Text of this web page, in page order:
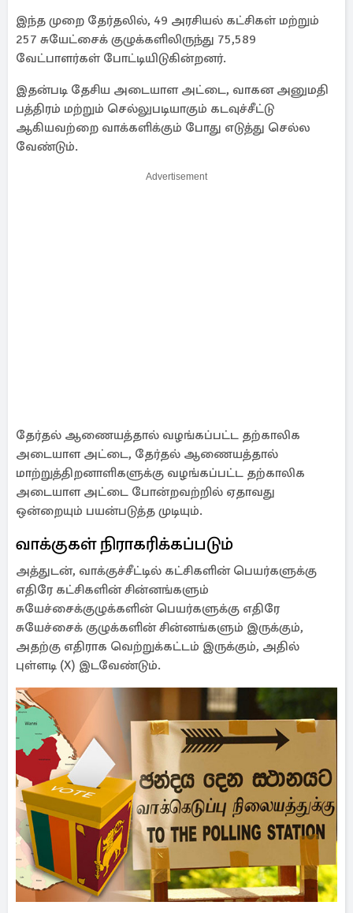
இந்த முறை தேர்தலில், 49 அரசியல் கட்சிகள் மற்றும்
257 சுயேட்சைக் குழுக்களிலிருந்து 75,589
வேட்பாளர்கள் போட்டியிடுகின்றனர்.
இதன்படி தேசிய அடையாள அட்டை, வாகன அனுமதி
பத்திரம் மற்றும் செல்லுபடியாகும் கடவுச்சீட்டு
ஆகியவற்றை வாக்களிக்கும் போது எடுத்து செல்ல
வேண்டும்.
Advertisement
தேர்தல் ஆணையத்தால் வழங்கப்பட்ட தற்காலிக
அடையாள அட்டை, தேர்தல் ஆணையத்தால்
மாற்றுத்திறனாளிகளுக்கு வழங்கப்பட்ட தற்காலிக
அடையாள அட்டை போன்றவற்றில் ஏதாவது
ஒன்றையும் பயன்படுத்த முடியும்.
வாக்குகள் நிராகரிக்கப்படும்
அத்துடன், வாக்குச்சீட்டில் கட்சிகளின் பெயர்களுக்கு
எதிரே கட்சிகளின் சின்னங்களும்
சுயேச்சைக்குழுக்களின் பெயர்களுக்கு எதிரே
சுயேச்சைக் குழுக்களின் சின்னங்களும் இருக்கும்,
அதற்கு எதிராக வெற்றுக்கட்டம் இருக்கும், அதில்
புள்ளடி (X) இடவேண்டும்.